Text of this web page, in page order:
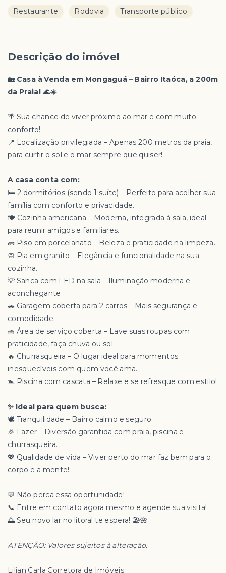
Restaurante Rodovia Transporte público
Descrição do imóvel
🏡 Casa à Venda em Mongaguá – Bairro Itaóca, a 200m
da Praia! 🌊☀️
🌴 Sua chance de viver próximo ao mar e com muito
conforto!
📍 Localização privilegiada – Apenas 200 metros da praia,
para curtir o sol e o mar sempre que quiser!
A casa conta com:
🛏️ 2 dormitórios (sendo 1 suíte) – Perfeito para acolher sua
família com conforto e privacidade.
🍽️ Cozinha americana – Moderna, integrada à sala, ideal
para reunir amigos e familiares.
🧱 Piso em porcelanato – Beleza e praticidade na limpeza.
🧼 Pia em granito – Elegância e funcionalidade na sua
cozinha.
💡 Sanca com LED na sala – Iluminação moderna e
aconchegante.
🚗 Garagem coberta para 2 carros – Mais segurança e
comodidade.
🧺 Área de serviço coberta – Lave suas roupas com
praticidade, faça chuva ou sol.
🔥 Churrasqueira – O lugar ideal para momentos
inesquecíveis com quem você ama.
🏊 Piscina com cascata – Relaxe e se refresque com estilo!
✨ Ideal para quem busca:
🕊️ Tranquilidade – Bairro calmo e seguro.
🎉 Lazer – Diversão garantida com praia, piscina e
churrasqueira.
💖 Qualidade de vida – Viver perto do mar faz bem para o
corpo e a mente!
💬 Não perca essa oportunidade!
📞 Entre em contato agora mesmo e agende sua visita!
🌅 Seu novo lar no litoral te espera! 🏖️🌺
ATENÇÃO: Valores sujeitos à alteração.
Lilian Carla Corretora de Imóveis